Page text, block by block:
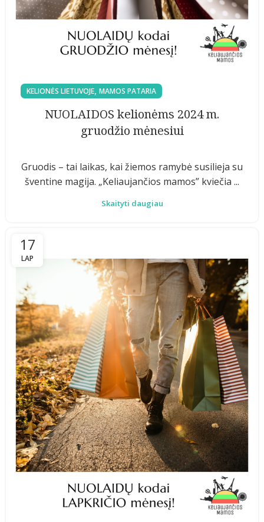
KELIONĖS LIETUVOJE, MAMOS PATARIA
NUOLAIDOS kelionėms 2024 m.
gruodžio mėnesiui
Gruodis – tai laikas, kai žiemos ramybė susilieja su
šventine magija. „Keliaujančios mamos” kviečia ...
Skaityti daugiau
17
LAP